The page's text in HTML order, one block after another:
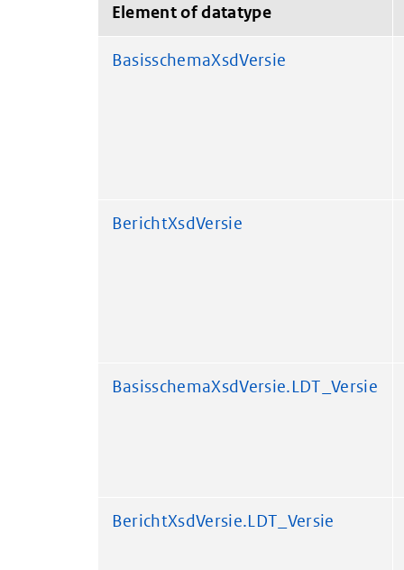
Element of datatype
BasisschemaXsdVersie
BerichtXsdVersie
BasisschemaXsdVersie.LDT_Versie
BerichtXsdVersie.LDT_Versie